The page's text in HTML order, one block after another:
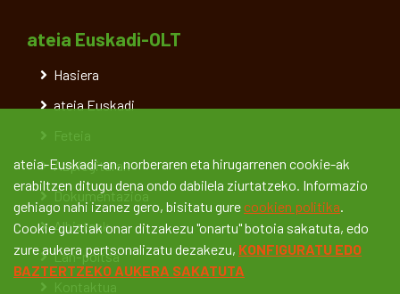
ateia Euskadi-OLT
Hasiera
ateia Euskadi
Feteia
Azpiegiturak
Dokumentazioa
Albisteak
Lan-poltsa
Kontaktua
ateia-Euskadi-an, norberaren eta hirugarrenen cookie-ak
erabiltzen ditugu dena ondo dabilela ziurtatzeko. Informazio
gehiago nahi izanez gero, bisitatu gure cookien politika.
Cookie guztiak onar ditzakezu "onartu" botoia sakatuta, edo
zure aukera pertsonalizatu dezakezu, KONFIGURATU EDO
BAZTERTZEKO AUKERA SAKATUTA